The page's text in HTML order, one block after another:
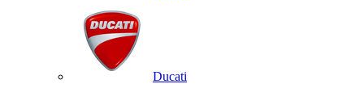
Ducati